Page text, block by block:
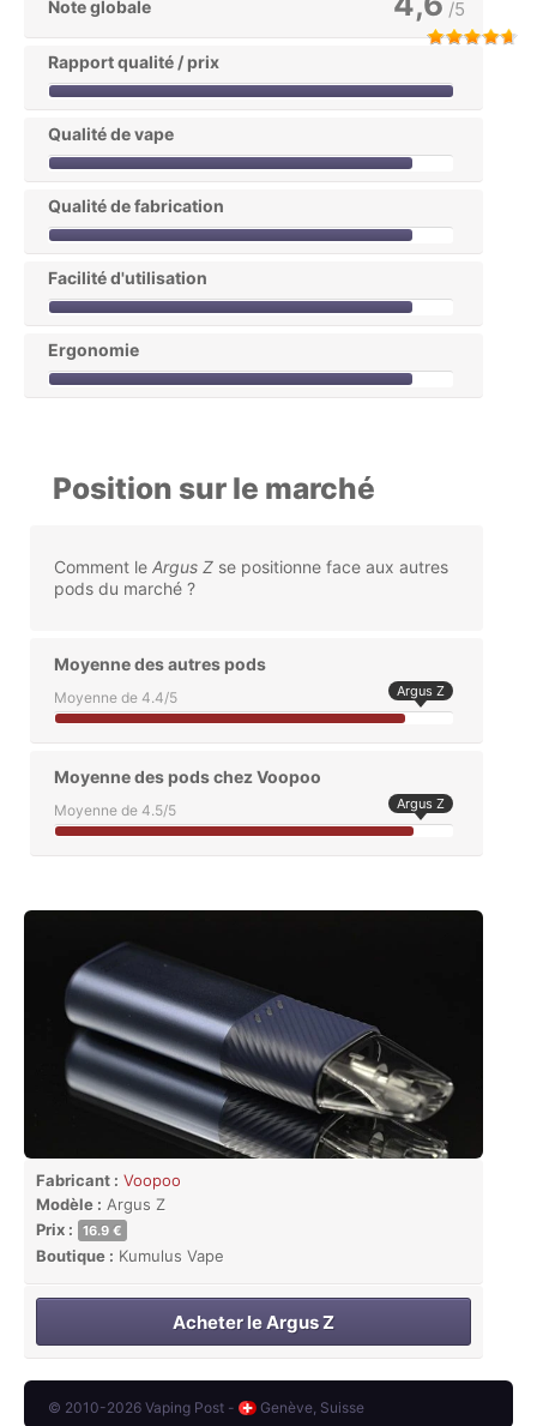
Note globale /5
Rapport qualité / prix
Qualité de vape
Qualité de fabrication
Facilité d'utilisation
Ergonomie
Position sur le marché
Comment le Argus Z se positionne face aux autres
pods du marché ?
Moyenne des autres pods
Moyenne de 4.4/5 Argus Z
Moyenne des pods chez Voopoo
Moyenne de 4.5/5 Argus Z
Fabricant : Voopoo
Modèle : Argus Z
Prix :
16.9 €
Boutique : Kumulus Vape
Acheter le Argus Z
© 2010-2026 Vaping Post - Genève, Suisse